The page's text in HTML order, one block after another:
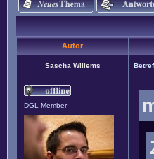
Autor
Sascha Willems
DGL Member